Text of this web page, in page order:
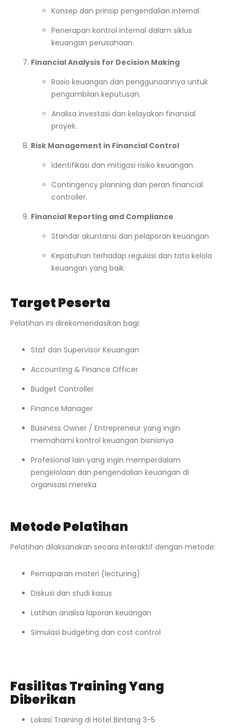
Konsep dan prinsip pengendalian internal.
Penerapan kontrol internal dalam siklus
keuangan perusahaan.
Financial Analysis for Decision Making
Rasio keuangan dan penggunaannya untuk
pengambilan keputusan.
Analisa investasi dan kelayakan finansial
proyek.
Risk Management in Financial Control
Identifikasi dan mitigasi risiko keuangan.
Contingency planning dan peran financial
controller.
Financial Reporting and Compliance
Standar akuntansi dan pelaporan keuangan.
Kepatuhan terhadap regulasi dan tata kelola
keuangan yang baik.
Target Peserta
Pelatihan ini direkomendasikan bagi:
Staf dan Supervisor Keuangan
Accounting & Finance Officer
Budget Controller
Finance Manager
Business Owner / Entrepreneur yang ingin
memahami kontrol keuangan bisnisnya
Profesional lain yang ingin memperdalam
pengelolaan dan pengendalian keuangan di
organisasi mereka
Metode Pelatihan
Pelatihan dilaksanakan secara interaktif dengan metode:
Pemaparan materi (lecturing)
Diskusi dan studi kasus
Latihan analisa laporan keuangan
Simulasi budgeting dan cost control
Fasilitas Training Yang
Diberikan
Lokasi Training di Hotel Bintang 3-5